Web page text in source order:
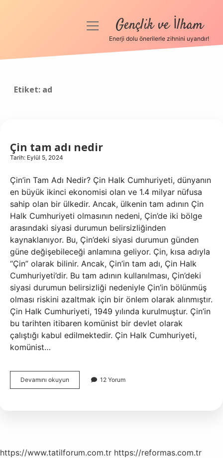
Anasayfa
menüyüGençlik ve İlham
Enerji dolu önerilerle zihnini uyandır!
Etiket: ad
Çin tam adı nedir
Tarih: Eylül 5, 2024
Çin’in Tam Adı Nedir? Çin Halk Cumhuriyeti, dünyanın
en büyük ikinci ekonomisi olan ve 1.4 milyar nüfusa
sahip olan bir ülkedir. Ancak, ülkenin tam adının Çin
Halk Cumhuriyeti olmasının nedeni, Çin’de iki bölge
arasındaki siyasi durumun belirsizliğinden
kaynaklanıyor. Bu, Çin’deki siyasi durumun günden
güne değişebileceği anlamına geliyor. Çin, kısa adıyla
“Çin” olarak bilinir. Ancak, Çin’in tam adı, Çin Halk
Cumhuriyeti’dir. Bu tam adının kullanılması, Çin’deki
siyasi durumun belirsizliği nedeniyle Çin’in bölünmüş
olması riskini azaltmak için bir önlem olarak alınmıştır.
Çin Halk Cumhuriyeti, 1949 yılında kurulmuştur. Çin’in
bu tarihten itibaren komünist bir devlet olarak
çalıştığı kabul edilmektedir. Çin Halk Cumhuriyeti,
komünist…
Devamını okuyun
tam
12 Yorum
https://www.tatilforum.com.tr https://reformas.com.tr